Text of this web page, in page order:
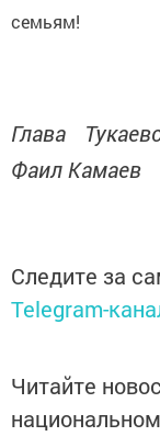
семьям!
Глава
Фаил Камаев
Следите за
Telegram-
Читайте